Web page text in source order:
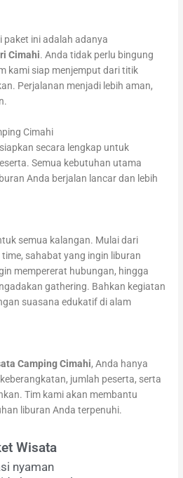
paket ini adalah adanya
Cimahi. Anda tidak perlu bingung
kami siap menjemput dari titik
Perjalanan menjadi lebih aman,
Cimahi
secara lengkap untuk
Semua kebutuhan utama
Anda berjalan lancar dan lebih
semua kalangan. Mulai dari
sahabat yang ingin liburan
mempererat hubungan, hingga
gathering. Bahkan kegiatan
suasana edukatif di alam
Camping Cimahi, Anda hanya
jumlah peserta, serta
Tim kami akan membantu
liburan Anda terpenuhi.
Wisata
nyaman